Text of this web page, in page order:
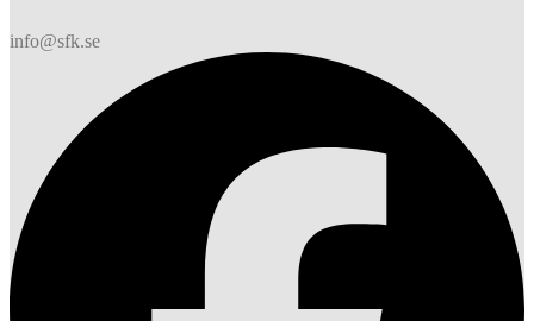
info@sfk.se